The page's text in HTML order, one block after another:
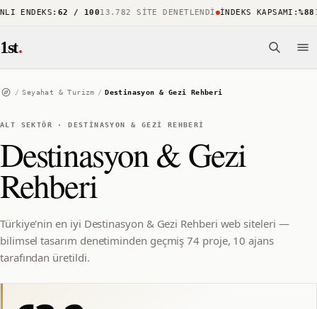
ENDEKS:62 / 10013.782 SITE DENETLENDI İNDEKS KAPSAMI:%88
1st.
/ Seyahat & Turizm / Destinasyon & Gezi Rehberi
ALT SEKTÖR ·DESTINASYON & GEZI REHBERI
Destinasyon & Gezi
Rehberi
Türkiye'nin en iyi Destinasyon & Gezi Rehberi web siteleri —
bilimsel tasarım denetiminden geçmiş 74 proje, 10 ajans
tarafından üretildi.